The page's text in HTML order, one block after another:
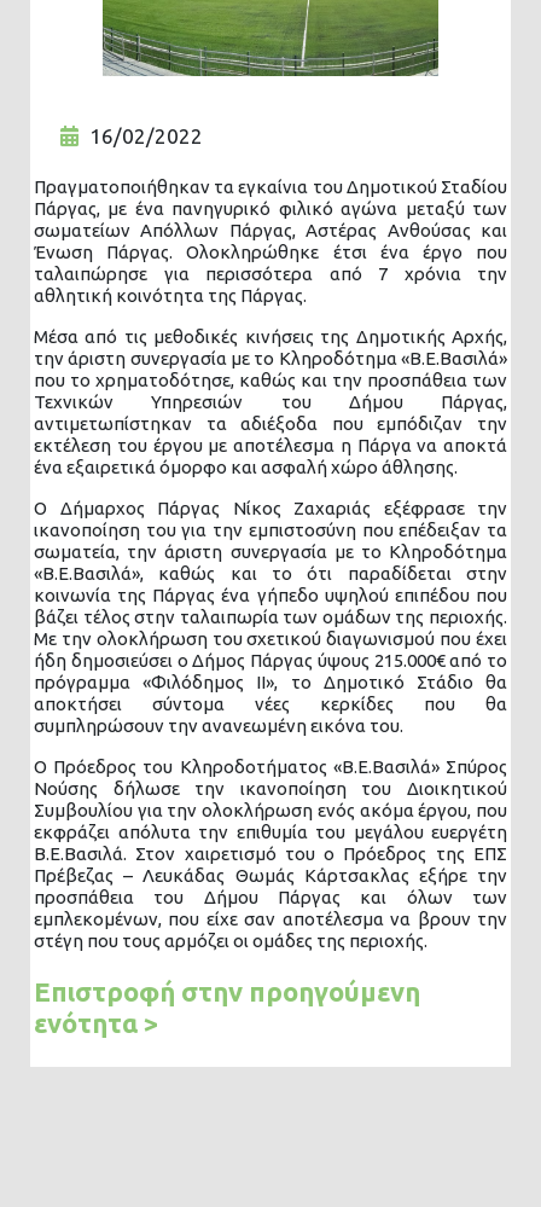
16/02/2022
Πραγματοποιήθηκαν τα εγκαίνια του Δημοτικού Σταδίου
Πάργας, με ένα πανηγυρικό φιλικό αγώνα μεταξύ των
σωματείων Απόλλων Πάργας, Αστέρας Ανθούσας και
Ένωση Πάργας. Ολοκληρώθηκε έτσι ένα έργο που
ταλαιπώρησε για περισσότερα από 7 χρόνια την
αθλητική κοινότητα της Πάργας.
Μέσα από τις μεθοδικές κινήσεις της Δημοτικής Αρχής,
την άριστη συνεργασία με το Κληροδότημα «Β.Ε.Βασιλά»
που το χρηματοδότησε, καθώς και την προσπάθεια των
Τεχνικών Υπηρεσιών του Δήμου Πάργας,
αντιμετωπίστηκαν τα αδιέξοδα που εμπόδιζαν την
εκτέλεση του έργου με αποτέλεσμα η Πάργα να αποκτά
ένα εξαιρετικά όμορφο και ασφαλή χώρο άθλησης.
Ο Δήμαρχος Πάργας Νίκος Ζαχαριάς εξέφρασε την
ικανοποίηση του για την εμπιστοσύνη που επέδειξαν τα
σωματεία, την άριστη συνεργασία με το Κληροδότημα
«Β.Ε.Βασιλά», καθώς και το ότι παραδίδεται στην
κοινωνία της Πάργας ένα γήπεδο υψηλού επιπέδου που
βάζει τέλος στην ταλαιπωρία των ομάδων της περιοχής.
Με την ολοκλήρωση του σχετικού διαγωνισμού που έχει
ήδη δημοσιεύσει ο Δήμος Πάργας ύψους 215.000€ από το
πρόγραμμα «Φιλόδημος ΙΙ», το Δημοτικό Στάδιο θα
αποκτήσει σύντομα νέες κερκίδες που θα
συμπληρώσουν την ανανεωμένη εικόνα του.
Ο Πρόεδρος του Κληροδοτήματος «Β.Ε.Βασιλά» Σπύρος
Νούσης δήλωσε την ικανοποίηση του Διοικητικού
Συμβουλίου για την ολοκλήρωση ενός ακόμα έργου, που
εκφράζει απόλυτα την επιθυμία του μεγάλου ευεργέτη
Β.Ε.Βασιλά. Στον χαιρετισμό του ο Πρόεδρος της ΕΠΣ
Πρέβεζας – Λευκάδας Θωμάς Κάρτσακλας εξήρε την
προσπάθεια του Δήμου Πάργας και όλων των
εμπλεκομένων, που είχε σαν αποτέλεσμα να βρουν την
στέγη που τους αρμόζει οι ομάδες της περιοχής.
Επιστροφή στην προηγούμενη
ενότητα >